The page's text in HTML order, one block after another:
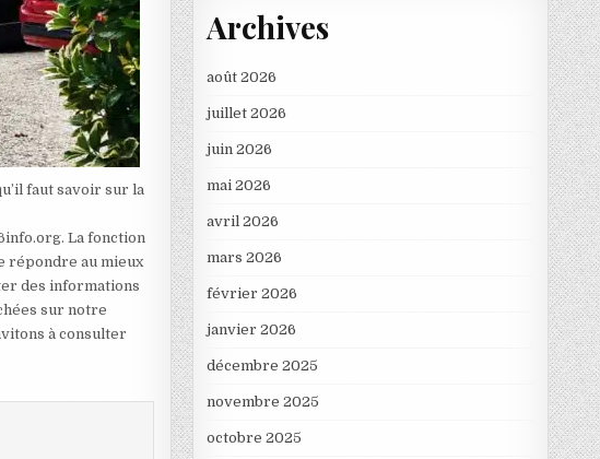
faut savoir sur la
La fonction
répondre au mieux
des informations
sur notre
à consulter
Archives
août 2026
juillet 2026
juin 2026
mai 2026
avril 2026
mars 2026
février 2026
janvier 2026
décembre 2025
novembre 2025
octobre 2025